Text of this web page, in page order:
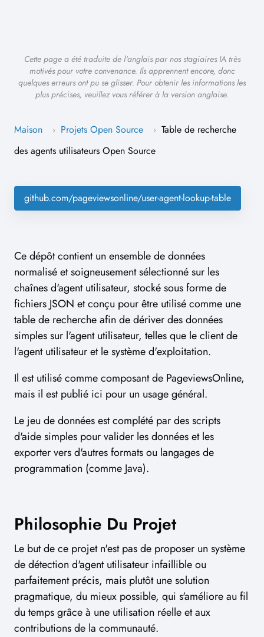
Cette page a été traduite de l'anglais par nos stagiaires IA très
motivés pour votre convenance. Ils apprennent encore, donc
quelques erreurs ont pu se glisser. Pour obtenir les informations les
plus précises, veuillez vous référer à la version anglaise.
Maison › Projets Open Source › Table de recherche
des agents utilisateurs Open Source
github.com/pageviewsonline/user-agent-lookup-table
Ce dépôt contient un ensemble de données
normalisé et soigneusement sélectionné sur les
chaînes d'agent utilisateur, stocké sous forme de
fichiers JSON et conçu pour être utilisé comme une
table de recherche afin de dériver des données
simples sur l'agent utilisateur, telles que le client de
l'agent utilisateur et le système d'exploitation.
Il est utilisé comme composant de PageviewsOnline,
mais il est publié ici pour un usage général.
Le jeu de données est complété par des scripts
d'aide simples pour valider les données et les
exporter vers d'autres formats ou langages de
programmation (comme Java).
Philosophie Du Projet
Le but de ce projet n'est pas de proposer un système
de détection d'agent utilisateur infaillible ou
parfaitement précis, mais plutôt une solution
pragmatique, du mieux possible, qui s'améliore au fil
du temps grâce à une utilisation réelle et aux
contributions de la communauté.